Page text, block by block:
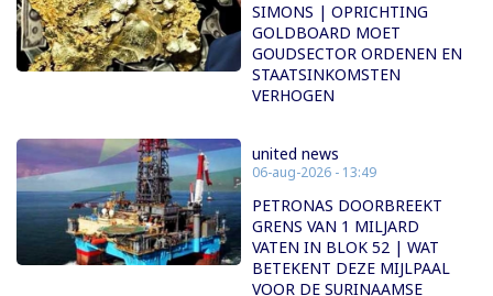
SIMONS | OPRICHTING
GOLDBOARD MOET
GOUDSECTOR ORDENEN EN
STAATSINKOMSTEN
VERHOGEN
united news
06-aug-2026 - 13:49
PETRONAS DOORBREEKT
GRENS VAN 1 MILJARD
VATEN IN BLOK 52 | WAT
BETEKENT DEZE MIJLPAAL
VOOR DE SURINAAMSE